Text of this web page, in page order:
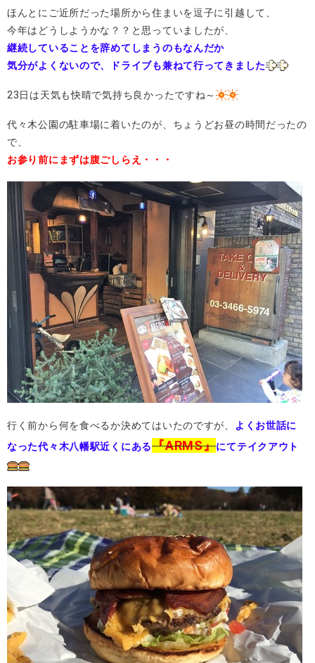
ほんとにご近所だった場所から住まいを逗子に引越して、
今年はどうしようかな？？と思っていましたが、
継続していることを辞めてしまうのもなんだか
気分がよくないので、ドライブも兼ねて行ってきました
23日は天気も快晴で気持ち良かったですね～
代々木公園の駐車場に着いたのが、ちょうどお昼の時間だったの
で、
お参り前にまずは腹ごしらえ・・・
行く前から何を食べるか決めてはいたのですが、 よくお世話に
なった代々木八幡駅近くにある『ARMS』にてテイクアウト